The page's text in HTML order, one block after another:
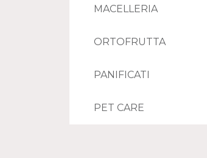
MACELLERIA
ORTOFRUTTA
PANIFICATI
PET CARE